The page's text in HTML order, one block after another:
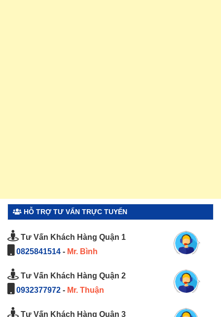
HỖ TRỢ TƯ VẤN TRỰC TUYẾN
Tư Vấn Khách Hàng Quận 1
0825841514 - Mr. Bình
Tư Vấn Khách Hàng Quận 2
0932377972 - Mr. Thuận
Tư Vấn Khách Hàng Quận 3